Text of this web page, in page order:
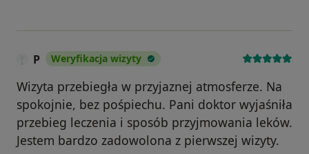
P Weryfikacja wizyty
Wizyta przebiegła w przyjaznej atmosferze. Na
spokojnie, bez pośpiechu. Pani doktor wyjaśniła
przebieg leczenia i sposób przyjmowania leków.
Jestem bardzo zadowolona z pierwszej wizyty.